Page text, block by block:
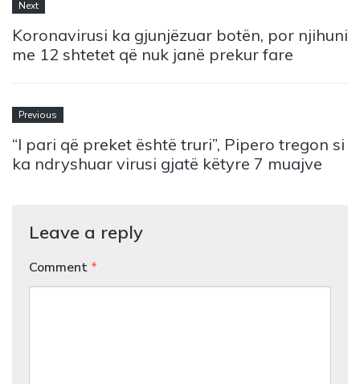
Next
Koronavirusi ka gjunjëzuar botën, por njihuni
me 12 shtetet që nuk janë prekur fare
Previous
“I pari që preket është truri”, Pipero tregon si
ka ndryshuar virusi gjatë këtyre 7 muajve
Leave a reply
Comment *